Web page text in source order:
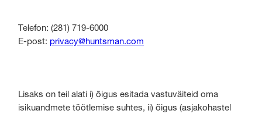
Telefon: (281) 719-6000
E-post: privacy@huntsman.com
Lisaks on teil alati i) õigus esitada vastuväiteid oma
isikuandmete töötlemise suhtes, ii) õigus (asjakohastel